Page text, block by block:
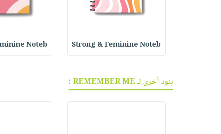
Strong & Feminine Noteb
Noteb
بنود أخرى لـ REMEMBER ME :